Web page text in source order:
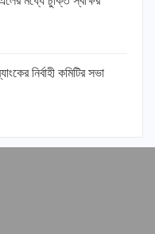
নির্বাহী কমিটির সভা